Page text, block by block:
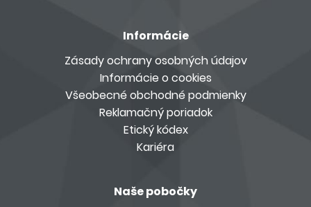
Informácie
Zásady ochrany osobných údajov
Informácie o cookies
Všeobecné obchodné podmienky
Reklamačný poriadok
Etický kódex
Kariéra
Naše pobočky